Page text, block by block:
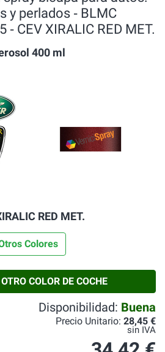
y perlados ‐ BLMC
‐ CEV XIRALIC RED MET.
400 ml
RED MET.
Colores
COLOR DE COCHE
Disponibilidad: Buena
Precio Unitario: 28,45 €
sin IVA